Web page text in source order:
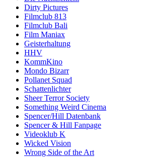
Dirty Pictures
Filmclub 813
Filmclub Bali
Film Maniax
Geisterhaltung
HHV
KommKino
Mondo Bizarr
Pollanet Squad
Schattenlichter
Sheer Terror Society
Something Weird Cinema
Spencer/Hill Datenbank
Spencer & Hill Fanpage
Videoklub K
Wicked Vision
Wrong Side of the Art